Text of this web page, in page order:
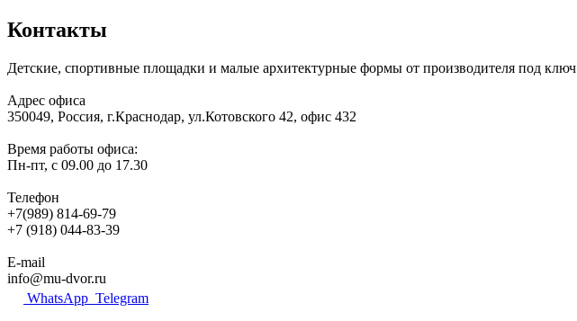
Контакты
Детские, спортивные площадки и малые архитектурные формы от производителя под ключ
Адрес офиса
350049, Россия, г.Краснодар, ул.Котовского 42, офис 432
Время работы офиса:
Пн-пт, с 09.00 до 17.30
Телефон
+7(989) 814-69-79
+7 (918) 044-83-39
E-mail
info@mu-dvor.ru
WhatsApp Telegram